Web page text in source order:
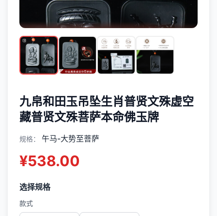
九帛和田玉吊坠生肖普贤文殊虚空
藏普贤文殊菩萨本命佛玉牌
规格： 午马-大势至菩萨
¥538.00
选择规格
款式